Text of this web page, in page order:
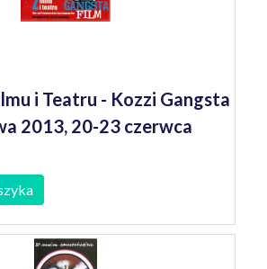
i Teatru - Kozzi Gangsta
2013, 20-23 czerwca